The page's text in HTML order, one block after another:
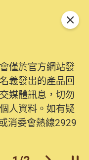
僅於官方網站發
義發出的產品回
媒體訊息，切勿
人資料。如有疑
消委會熱線2929
關閉